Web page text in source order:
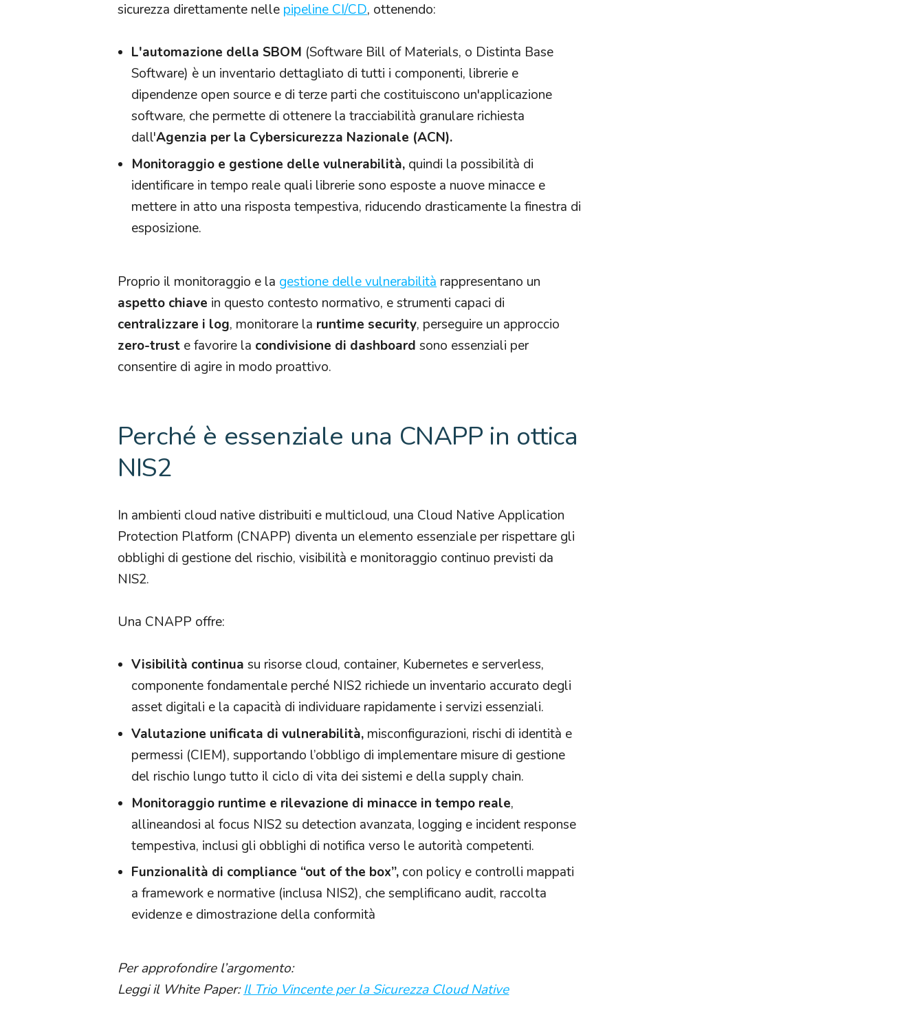
sicurezza direttamente nelle pipeline CI/CD, ottenendo:
L'automazione della SBOM (Software Bill of Materials, o Distinta Base
Software) è un inventario dettagliato di tutti i componenti, librerie e
dipendenze open source e di terze parti che costituiscono un'applicazione
software, che permette di ottenere la tracciabilità granulare richiesta
dall'Agenzia per la Cybersicurezza Nazionale (ACN).
Monitoraggio e gestione delle vulnerabilità, quindi la possibilità di
identificare in tempo reale quali librerie sono esposte a nuove minacce e
mettere in atto una risposta tempestiva, riducendo drasticamente la finestra di
esposizione.
Proprio il monitoraggio e la gestione delle vulnerabilità rappresentano un
aspetto chiave in questo contesto normativo, e strumenti capaci di
centralizzare i log, monitorare la runtime security, perseguire un approccio
zero-trust e favorire la condivisione di dashboardsono essenziali per
consentire di agire in modo proattivo.
Perché è essenziale una CNAPP in ottica
NIS2
In ambienti cloud native distribuiti e multicloud, una Cloud Native Application
Protection Platform (CNAPP) diventa un elemento essenziale per rispettare gli
obblighi di gestione del rischio, visibilità e monitoraggio continuo previsti da
NIS2.​
Una CNAPP offre:
Visibilità continua su risorse cloud, container, Kubernetes e serverless,
componente fondamentale perché NIS2 richiede un inventario accurato degli
asset digitali e la capacità di individuare rapidamente i servizi essenziali.​
Valutazione unificata di vulnerabilità, misconfigurazioni, rischi di identità e
permessi (CIEM), supportando l’obbligo di implementare misure di gestione
del rischio lungo tutto il ciclo di vita dei sistemi e della supply chain.​
Monitoraggio runtime e rilevazione di minacce in tempo reale,
allineandosi al focus NIS2 su detection avanzata, logging e incident response
tempestiva, inclusi gli obblighi di notifica verso le autorità competenti.​
Funzionalità di compliance “out of the box”, con policy e controlli mappati
a framework e normative (inclusa NIS2), che semplificano audit, raccolta
evidenze e dimostrazione della conformità
Per approfondire l’argomento:
Leggi il White Paper:Il Trio Vincente per la Sicurezza Cloud Native